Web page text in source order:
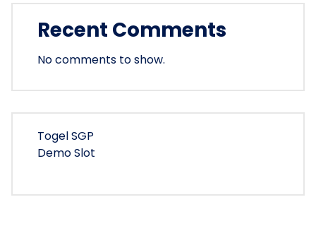
Recent Comments
No comments to show.
Togel SGP
Demo Slot